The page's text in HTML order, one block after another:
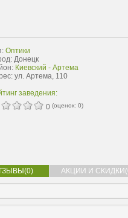
Оптики
Донецк
Киевский - Артема
ул. Артема, 110
заведения:
0 (оценок: 0)
АКЦИИ И